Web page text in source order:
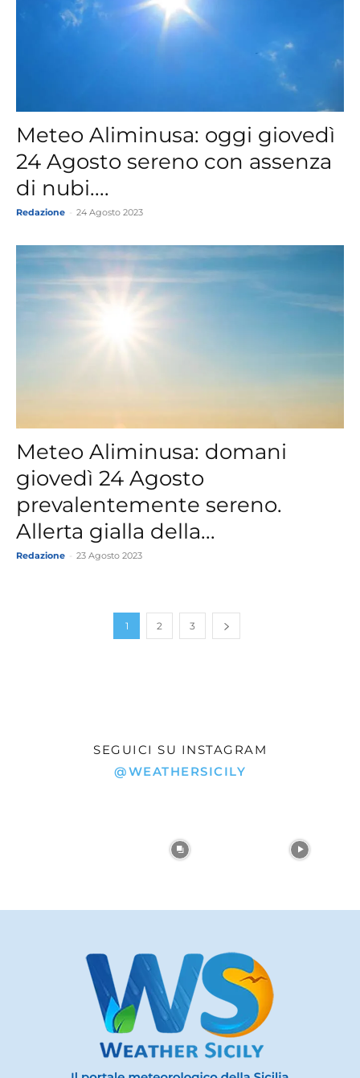
Meteo Aliminusa: oggi giovedì
24 Agosto sereno con assenza
di nubi....
Redazione 24 Agosto 2023
Meteo Aliminusa: domani
giovedì 24 Agosto
prevalentemente sereno.
Allerta gialla della...
Redazione 23 Agosto 2023
1 2 3
SEGUICI SU INSTAGRAM
@WEATHERSICILY